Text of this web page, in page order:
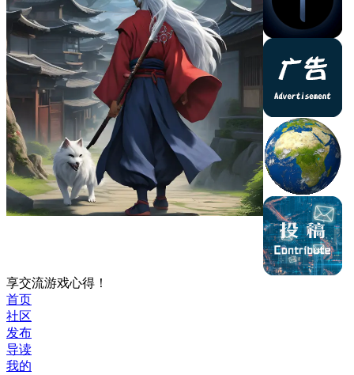
享交流游戏心得！
首页
社区
发布
导读
我的